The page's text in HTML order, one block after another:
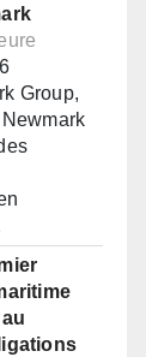
Group,